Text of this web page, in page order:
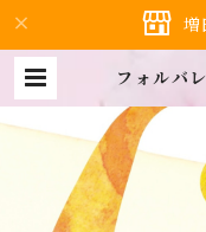
増
フォルバ